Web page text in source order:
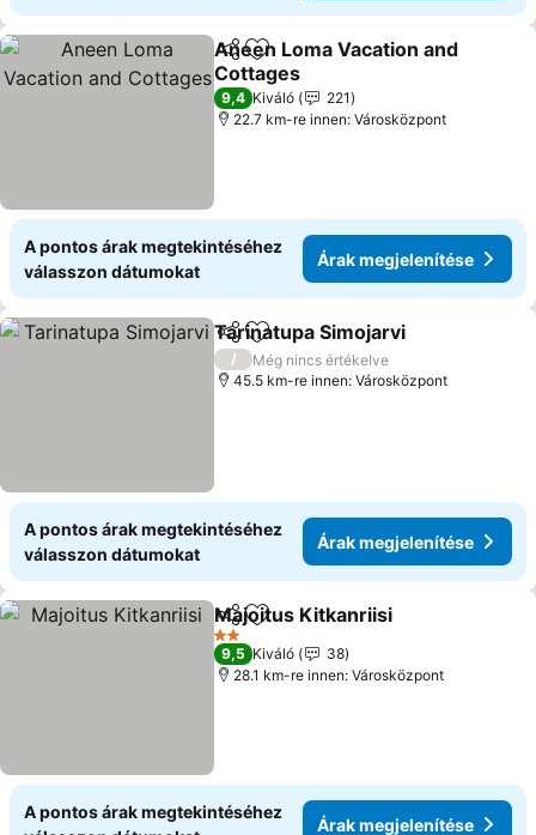
Megosztás
Hozzáadás a kedvencekhez
Aneen Loma Vacation and
Cottages
9,4 Kiváló
221
22.7 km-re innen: Városközpont
A pontos árak megtekintéséhez
válasszon dátumokat
Árak megjelenítése
Megosztás
Hozzáadás a kedvencekhez
Tarinatupa Simojarvi
/
Még nincs értékelve
45.5 km-re innen: Városközpont
A pontos árak megtekintéséhez
válasszon dátumokat
Árak megjelenítése
Megosztás
Hozzáadás a kedvencekhez
Majoitus Kitkanriisi
2 Kategória
9,5 Kiváló
38
28.1 km-re innen: Városközpont
A pontos árak megtekintéséhez
Árak megjelenítése